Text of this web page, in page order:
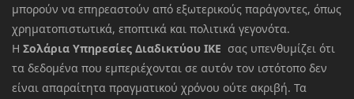
μπορούν να επηρεαστούν από εξωτερικούς παράγοντες, όπως
χρηματοπιστωτικά, εποπτικά και πολιτικά γεγονότα.
Η Σολάρια Υπηρεσίες Διαδικτύου ΙΚΕ σας υπενθυμίζει ότι
τα δεδομένα που εμπεριέχονται σε αυτόν τον ιστότοπο δεν
είναι απαραίτητα πραγματικού χρόνου ούτε ακριβή. Τα